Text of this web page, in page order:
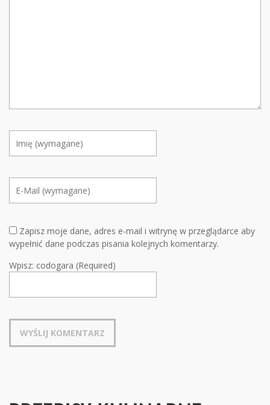
Zapisz moje dane, adres e-mail i witrynę w przeglądarce aby
wypełnić dane podczas pisania kolejnych komentarzy.
Wpisz: codogara (Required)